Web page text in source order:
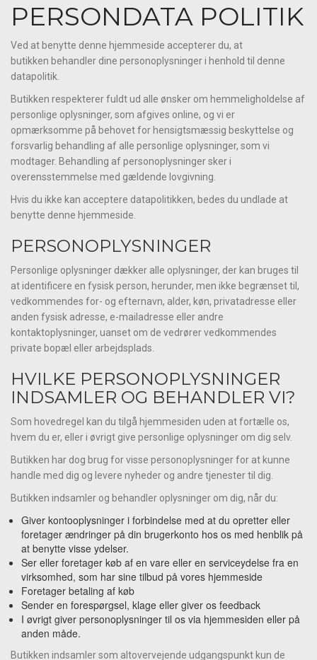
PERSONDATA POLITIK
Ved at benytte denne hjemmeside accepterer du, at
butikken behandler dine personoplysninger i henhold til denne
datapolitik.
Butikken respekterer fuldt ud alle ønsker om hemmeligholdelse af
personlige oplysninger, som afgives online, og vi er
opmærksomme på behovet for hensigtsmæssig beskyttelse og
forsvarlig behandling af alle personlige oplysninger, som vi
modtager. Behandling af personoplysninger sker i
overensstemmelse med gældende lovgivning.
Hvis du ikke kan acceptere datapolitikken, bedes du undlade at
benytte denne hjemmeside.
PERSONOPLYSNINGER
Personlige oplysninger dækker alle oplysninger, der kan bruges til
at identificere en fysisk person, herunder, men ikke begrænset til,
vedkommendes for- og efternavn, alder, køn, privatadresse eller
anden fysisk adresse, e-mailadresse eller andre
kontaktoplysninger, uanset om de vedrører vedkommendes
private bopæl eller arbejdsplads.
HVILKE PERSONOPLYSNINGER
INDSAMLER OG BEHANDLER VI?
Som hovedregel kan du tilgå hjemmesiden uden at fortælle os,
hvem du er, eller i øvrigt give personlige oplysninger om dig selv.
Butikken har dog brug for visse personoplysninger for at kunne
handle med dig og levere nyheder og andre tjenester til dig.
Butikken indsamler og behandler oplysninger om dig, når du:
Giver kontooplysninger i forbindelse med at du opretter eller
foretager ændringer på din brugerkonto hos os med henblik på
at benytte visse ydelser.
Ser eller foretager køb af en vare eller en serviceydelse fra en
virksomhed, som har sine tilbud på vores hjemmeside
Foretager betaling af køb
Sender en forespørgsel, klage eller giver os feedback
I øvrigt giver personoplysninger til os via hjemmesiden eller på
anden måde.
Butikken indsamler som altovervejende udgangspunkt kun de